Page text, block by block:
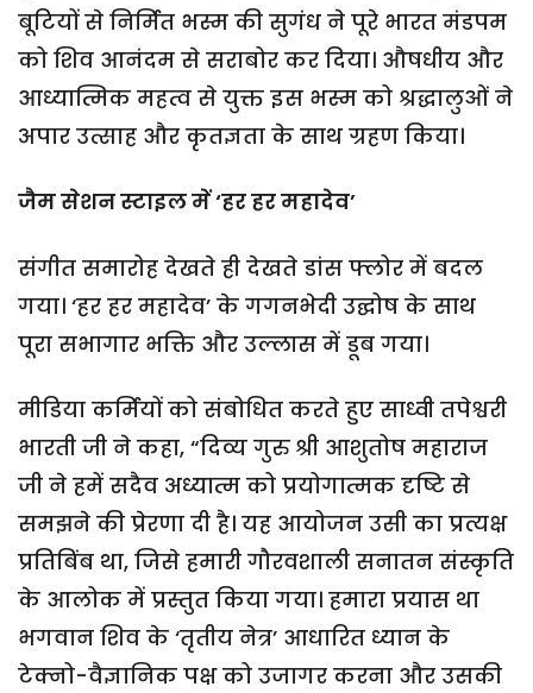
बूटियों से निर्मित भस्म की सुगंध ने पूरे भारत मंडपम
को शिव आनंदम से सराबोर कर दिया। औषधीय और
आध्यात्मिक महत्व से युक्त इस भस्म को श्रद्धालुओं ने
अपार उत्साह और कृतज्ञता के साथ ग्रहण किया।
जैम सेशन स्टाइल में‘हर हर महादेव’
संगीत समारोह देखते ही देखते डांस फ्लोर में बदल
गया। ‘हर हर महादेव’ के गगनभेदी उद्घोष के साथ
पूरा सभागार भक्ति और उल्लास में डूब गया।
मीडिया कर्मियों को संबोधित करते हुए साध्वी तपेश्वरी
भारती जी ने कहा, “दिव्य गुरु श्री आशुतोष महाराज
जी ने हमें सदैव अध्यात्म को प्रयोगात्मक दृष्टि से
समझने की प्रेरणा दी है। यह आयोजन उसी का प्रत्यक्ष
प्रतिबिंब था, जिसे हमारी गौरवशाली सनातन संस्कृति
के आलोक में प्रस्तुत किया गया। हमारा प्रयास था
भगवान शिव के ‘तृतीय नेत्र’ आधारित ध्यान के
टेक्नो-वैज्ञानिक पक्ष को उजागर करना और उसकी